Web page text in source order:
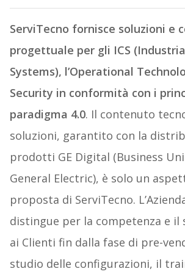
ServiTecno fornisce soluzioni e
progettuale per gli ICS
Systems), l’Operational
Security in conformità con i
paradigma 4.0. Il contenuto
soluzioni, garantito con la
prodotti GE Digital (Business
General Electric), è solo un
proposta di ServiTecno.
distingue per la competenza e
ai Clienti fin dalla fase di pre-
studio delle configurazioni, il